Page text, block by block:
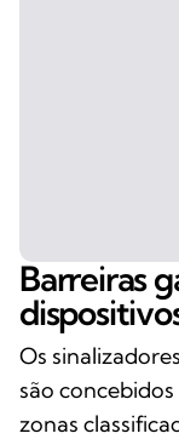
Barreiras
Os
são
zonas